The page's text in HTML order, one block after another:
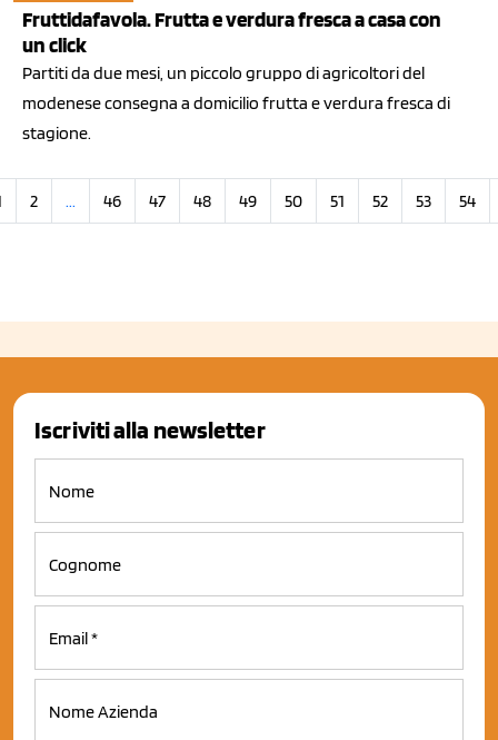
Fruttidafavola. Frutta e verdura fresca a casa con
un click
Partiti da due mesi, un piccolo gruppo di agricoltori del
modenese consegna a domicilio frutta e verdura fresca di
stagione.
2 ... 46 47 48 49 50 51 52 53 54
Iscriviti alla newsletter